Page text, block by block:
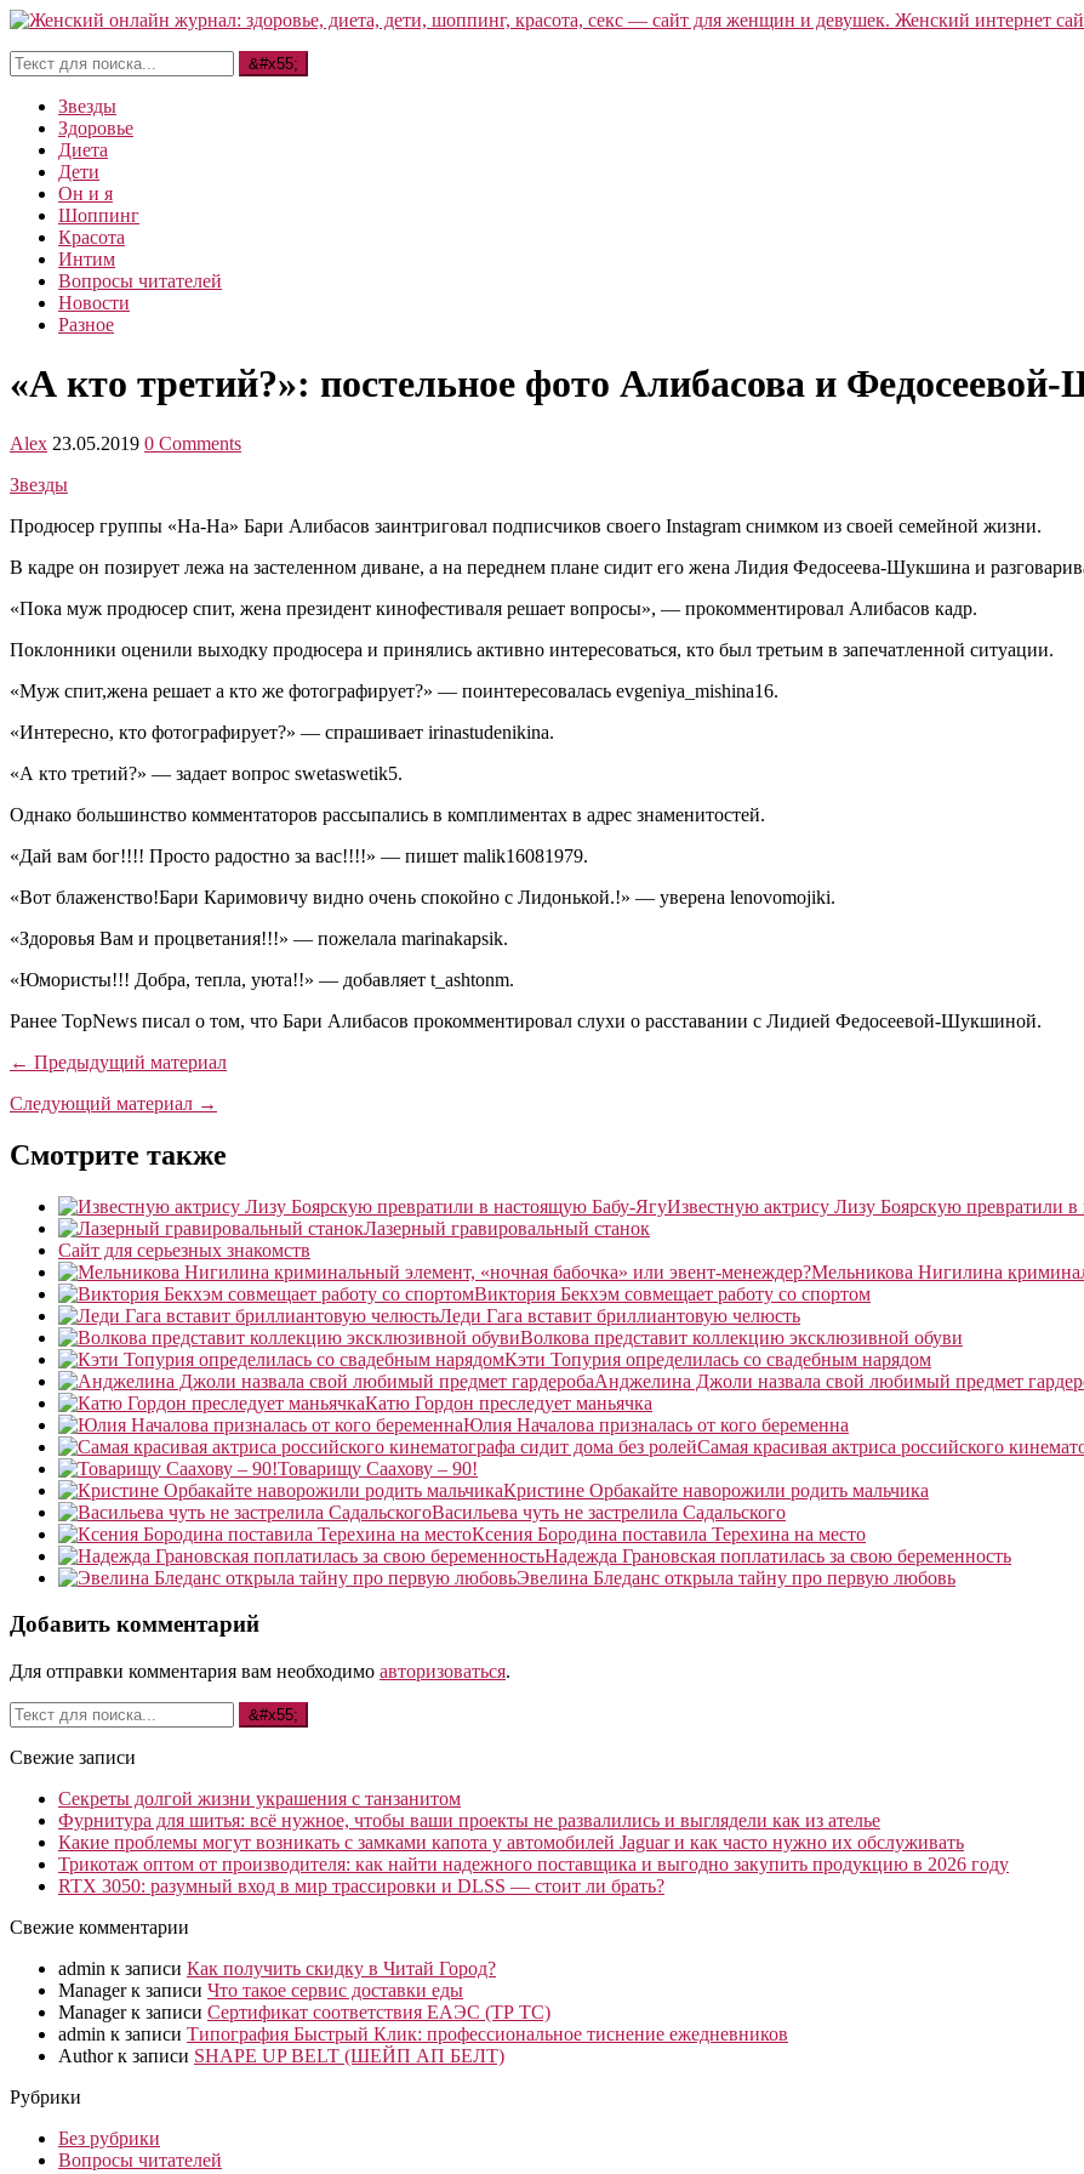
Звезды
Здоровье
Диета
Дети
Он и я
Шоппинг
Красота
Интим
Вопросы читателей
Новости
Разное
«А кто третий?»: постельное фото Алибасова и
Alex 23.05.2019 0 Comments
Звезды
Продюсер группы «На-На» Бари Алибасов заинтриговал подписчиков своего Instagram снимком из своей семейной жизни.
В кадре он позирует лежа на застеленном диване, а на переднем плане сидит его жена Лидия Федосеева-Шукшина и
«Пока муж продюсер спит, жена президент кинофестиваля решает вопросы», — прокомментировал Алибасов кадр.
Поклонники оценили выходку продюсера и принялись активно интересоваться, кто был третьим в запечатленной ситуации.
«Муж спит,жена решает а кто же фотографирует?» — поинтересовалась evgeniya_mishina16.
«Интересно, кто фотографирует?» — спрашивает irinastudenikina.
«А кто третий?» — задает вопрос swetaswetik5.
Однако большинство комментаторов рассыпались в комплиментах в адрес знаменитостей.
«Дай вам бог!!!! Просто радостно за вас!!!!» — пишет malik16081979.
«Вот блаженство!Бари Каримовичу видно очень спокойно с Лидонькой.!» — уверена lenovomojiki.
«Здоровья Вам и процветания!!!» — пожелала marinakapsik.
«Юмористы!!! Добра, тепла, уюта!!» — добавляет t_ashtonm.
Ранее TopNews писал о том, что Бари Алибасов прокомментировал слухи о расставании с Лидией Федосеевой-Шукшиной.
← Предыдущий материал
Следующий материал →
Смотрите также
Известную актрису Лизу Боярскую превратили
Лазерный гравировальный станок
Сайт для серьезных знакомств
Мельникова Нигилина
Виктория Бекхэм совмещает работу со спортом
Леди Гага вставит бриллиантовую челюсть
Волкова представит коллекцию эксклюзивной обуви
Кэти Топурия определилась со свадебным нарядом
Анджелина Джоли назвала свой любимый предмет
Катю Гордон преследует маньячка
Юлия Началова призналась от кого беременна
Самая красивая актриса российского
Товарищу Саахову – 90!
Кристине Орбакайте наворожили родить мальчика
Васильева чуть не застрелила Садальского
Ксения Бородина поставила Терехина на место
Надежда Грановская поплатилась за свою беременность
Эвелина Бледанс открыла тайну про первую любовь
Добавить комментарий
Для отправки комментария вам необходимо авторизоваться.
Свежие записи
Секреты долгой жизни украшения с танзанитом
Фурнитура для шитья: всё нужное, чтобы ваши проекты не развалились и выглядели как из ателье
Какие проблемы могут возникать с замками капота у автомобилей Jaguar и как часто нужно их обслуживать
Трикотаж оптом от производителя: как найти надежного поставщика и выгодно закупить продукцию в 2026 году
RTX 3050: разумный вход в мир трассировки и DLSS — стоит ли брать?
Свежие комментарии
admin к записи Как получить скидку в Читай Город?
Managerк записи Что такое сервис доставки еды
Managerк записи Сертификат соответствия ЕАЭС (ТР ТС)
admin к записи Типография Быстрый Клик: профессиональное тиснение ежедневников
Authorк записи SHAPE UP BELT (ШЕЙП АП БЕЛТ)
Рубрики
Без рубрики
Вопросы читателей